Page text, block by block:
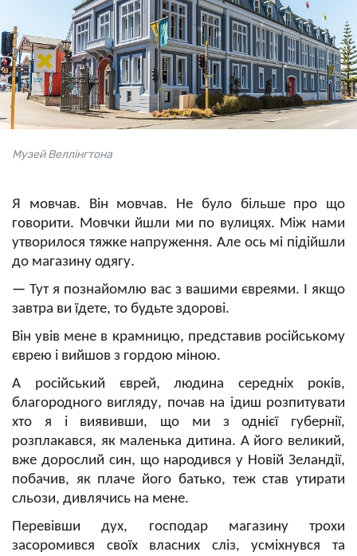
Музей Веллінгтона
Я мовчав. Він мовчав. Не було більше про що
говорити. Мовчки йшли ми по вулицях. Між нами
утворилося тяжке напруження. Але ось мі підійшли
до магазину одягу.
— Тут я познайомлю вас з вашими євреями. І якщо
завтра ви їдете, то будьте здорові.
Він увів мене в крамницю, представив російському
єврею і вийшов з гордою міною.
А російський єврей, людина середніх років,
благородного вигляду, почав на ідиш розпитувати
хто я і виявивши, що ми з однієї губернії,
розплакався, як маленька дитина. А його великий,
вже дорослий син, що народився у Новій Зеландії,
побачив, як плаче його батько, теж став утирати
сльози, дивлячись на мене.
Перевівши дух, господар магазину трохи
засоромився своїх власних сліз, усміхнувся та